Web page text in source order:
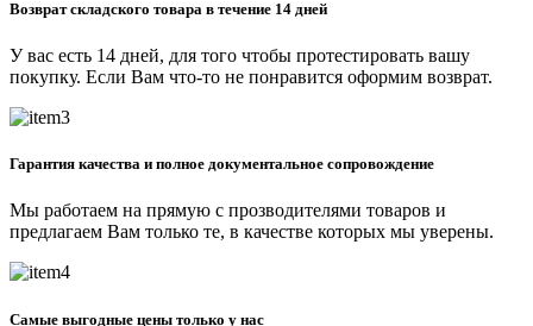
Возврат складского товара в течение 14 дней
У вас есть 14 дней, для того чтобы протестировать вашу
покупку. Если Вам что-то не понравится оформим возврат.
Гарантия качества и полное документальное сопровождение
Мы работаем на прямую с прозводителями товаров и
предлагаем Вам только те, в качестве которых мы уверены.
Самые выгодные цены только у нас